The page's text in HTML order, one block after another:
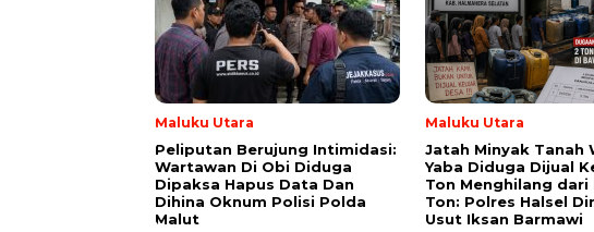
Maluku Utara
Peliputan Berujung Intimidasi:
Wartawan Di Obi Diduga
Dipaksa Hapus Data Dan
Dihina Oknum Polisi Polda
Malut
Maluku Utara
Jatah Minyak Tanah
Yaba Diduga Dijual
Ton Menghilang dari
Ton: Polres Halsel
Usut Iksan Barmawi